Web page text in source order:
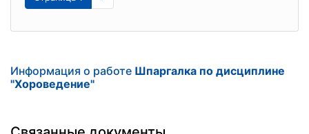
Информация о работе Шпаргалка по дисциплине
"Хороведение"